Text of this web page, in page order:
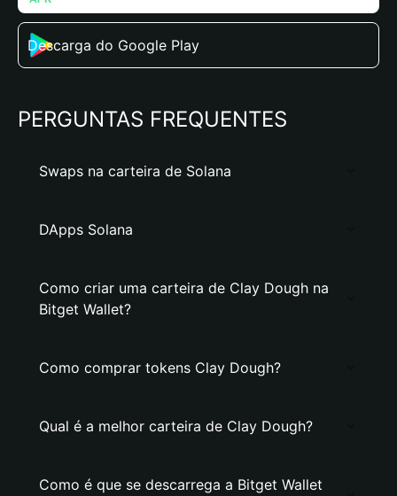
Descarga do Google Play
PERGUNTAS FREQUENTES
Swaps na carteira de Solana
DApps Solana
Como criar uma carteira de Clay Dough na
Bitget Wallet?
Como comprar tokens Clay Dough?
Qual é a melhor carteira de Clay Dough?
Como é que se descarrega a Bitget Wallet